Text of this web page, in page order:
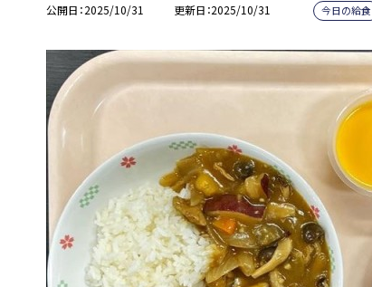
公開日 2025/10/31 更新日 2025/10/31 今日の給食